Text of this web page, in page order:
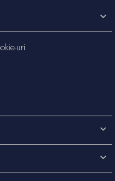
uri